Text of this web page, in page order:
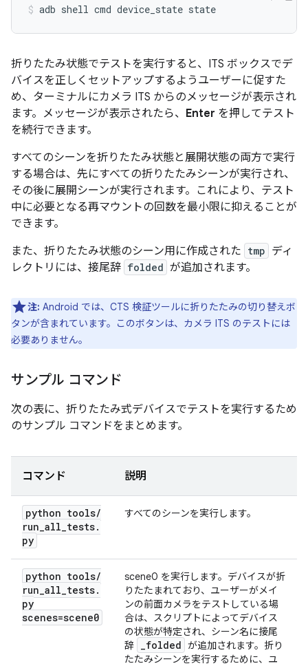
adb shell cmd device_state state
折りたたみ状態でテストを実行すると、ITS ボックスでデ
バイスを正しくセットアップするようユーザーに促すた
め、ターミナルにカメラ ITS からのメッセージが表示され
ます。メッセージが表示されたら、 Enter を押してテスト
を続行できます。
すべてのシーンを折りたたみ状態と展開状態の両方で実行
する場合は、先にすべての折りたたみシーンが実行され、
その後に展開シーンが実行されます。これにより、テスト
中に必要となる再マウントの回数を最小限に抑えることが
できます。
また、折りたたみ状態のシーン用に作成された tmp ディ
レクトリには、接尾辞 folded が追加されます。
注: Android では、CTS 検証ツールに折りたたみの切り替えボ
タンが含まれています。このボタンは、カメラ ITS のテストには
必要ありません。
サンプル コマンド
次の表に、折りたたみ式デバイスでテストを実行するため
のサンプル コマンドをまとめます。
コマンド 説明
python tools/
run_all_tests.
py
すべてのシーンを実行します。
python tools/
run_all_tests.
py
scenes=scene0
scene0 を実行します。デバイスが折
りたたまれており、ユーザーがメイ
ンの前面カメラをテストしている場
合は、スクリプトによってデバイス
の状態が特定され、シーン名に接尾
辞 _folded が追加されます。折り
たたみシーンを実行するために、ユ